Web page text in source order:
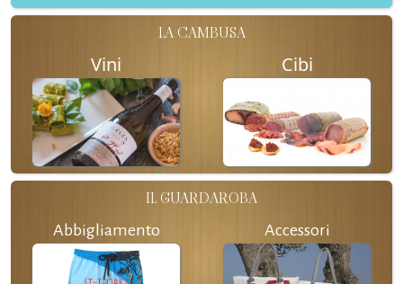
LA CAMBUSA
Vini Cibi
IL GUARDAROBA
Abbigliamento Accessori